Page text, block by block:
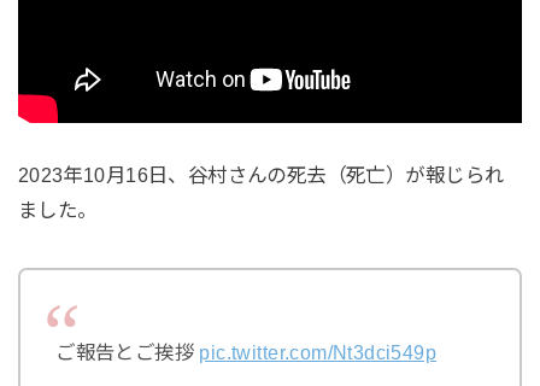
2023年10月16日、谷村さんの死去（死亡）が報じられ
ました。
ご報告とご挨拶 pic.twitter.com/Nt3dci549p